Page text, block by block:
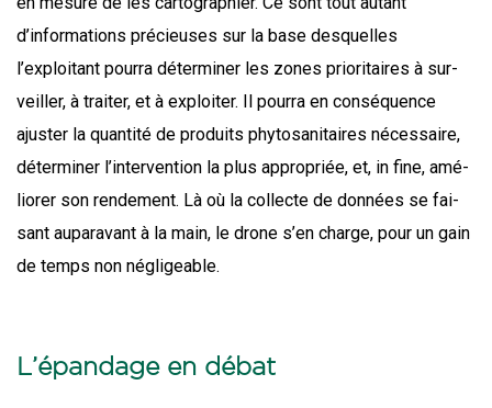
d’informations pré­cieuses sur la base des­quelles
l’exploitant pour­ra déter­mi­ner les zones prio­ri­taires à sur­
veiller, à trai­ter, et à exploi­ter. Il pour­ra en consé­quence
ajus­ter la quan­ti­té de pro­duits phy­to­sa­ni­taires néces­saire,
déter­mi­ner l’intervention la plus appro­priée, et, in fine, amé­
lio­rer son ren­de­ment. Là où la col­lecte de don­nées se fai­
sant aupa­ra­vant à la main, le drone s’en charge, pour un gain
de temps non négligeable.
L’épandage en débat